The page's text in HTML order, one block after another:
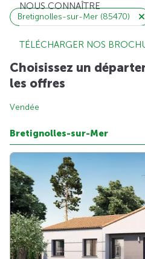
NOUS CONNAÎTRE
TÉLÉCHARGER NOS
Bretignolles-sur-Mer (85470)
Choisissez un
les offres
Vendée
Bretignolles-sur-Mer